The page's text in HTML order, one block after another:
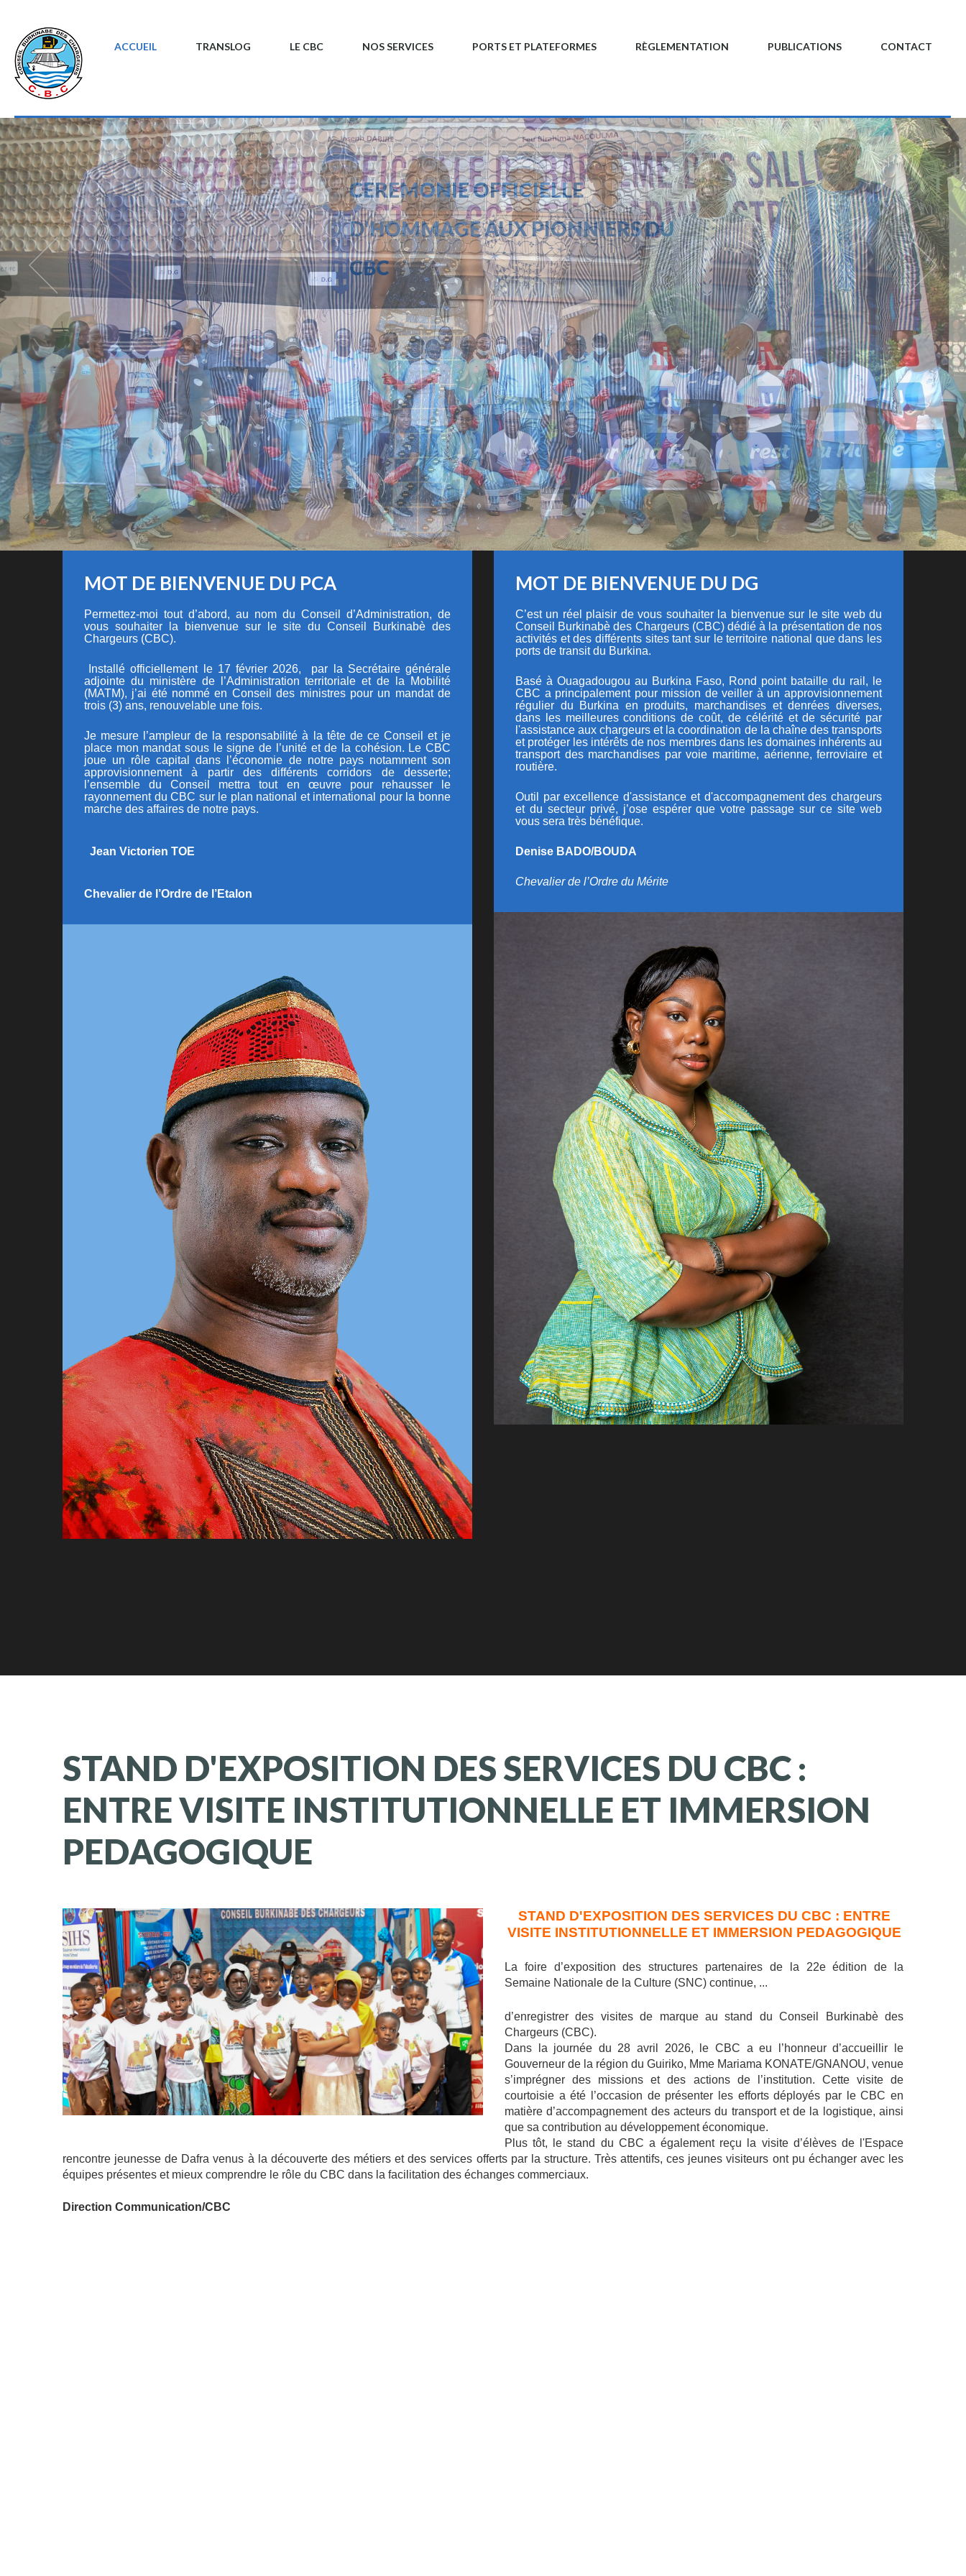
ACCUEIL TRANSLOG LE CBC NOS SERVICES PORTS ET PLATEFORMES RÈGLEMENTATION PUBLICATIONS CONTACT
PATRIOTIQUE ET
CITOYENNE AU
MOT DE BIENVENUE DU PCA
Permettez-moi tout d’abord, au nom du Conseil d’Administration, de
vous souhaiter la bienvenue sur le site du Conseil Burkinabè des
Chargeurs (CBC).
Installé officiellement le 17 février 2026, par l a Secrétaire générale
adjointe du ministère de l’Administration territoriale et de la Mobilité
(MATM), j’ai été nommé en Conseil des ministres pour un mandat de
trois (3) ans, renouvelable une fois.
Je mesure l’ampleur de la responsabilité à la tête de ce Conseil et je
place mon mandat sous le signe de l’unité et de la cohésion. Le CBC
joue un rôle capital dans l’économie de notre pays notamment son
approvisionnement à partir des différents corridors de desserte;
l’ensemble du Conseil mettra tout en œuvre pour rehausser le
rayonnement du CBC sur le plan national et international pour la bonne
marche des affaires de notre pays.
Jean Victorien TOE
Chevalier de l’Ordre de l’Etalon
MOT DE BIENVENUE DU DG
C’est un réel plaisir de vous souhaiter la bienvenue sur le site web du
Conseil Burkinabè des Chargeurs (CBC) dédié à la présentation de nos
activités et des différents sites tant sur le territoire national que dans les
ports de transit du Burkina.
Basé à Ouagadougou au Burkina Faso, Rond point bataille du rail, le
CBC a principalement pour mission de veiller à un approvisionnement
régulier du Burkina en produits, marchandises et denrées diverses,
dans les meilleures conditions de coût, de célérité et de sécurité par
l'assistance aux chargeurs et la coordination de la chaîne des transports
et protéger les intérêts de nos membres dans les domaines inhérents au
transport des marchandises par voie maritime, aérienne, ferroviaire et
routière.
Outil par excellence d'assistance et d'accompagnement des chargeurs
et du secteur privé, j’ose espérer que votre passage sur ce site web
vous sera très bénéfique.
Denise BADO/BOUDA
Chevalier de l’Ordre du Mérite
STAND D'EXPOSITION DESSERVICES DU CBC:
ENTREVISITE INSTITUTIONNELLE ET IMMERSION
PEDAGOGIQUE
STAND D'EXPOSITION DES SERVICES DU CBC : ENTRE
VISITE INSTITUTIONNELLE ET IMMERSION PEDAGOGIQUE
La foire d’exposition des structures partenaires de la 22e édition de la
Semaine Nationale de la Culture (SNC) continue, ...
d’enregistrer des visites de marque au stand du Conseil Burkinabè des
Chargeurs (CBC).
Dans la journée du 28 avril 2026, le CBC a eu l’honneur d’accueillir le
Gouverneur de la région du Guiriko, Mme Mariama KONATE/GNANOU, venue
s’imprégner des missions et des actions de l’institution. Cette visite de
courtoisie a été l’occasion de présenter les efforts déployés par le CBC en
matière d’accompagnement des acteurs du transport et de la logistique, ainsi
que sa contribution au développement économique.
Plus tôt, le stand du CBC a également reçu la visite d’élèves de l'Espace
rencontre jeunesse de Dafra venus à la découverte des métiers et des services offerts par la structure. Très attentifs, ces jeunes visiteurs ont pu échanger avec les
équipes présentes et mieux comprendre le rôle du CBC dans la facilitation des échanges commerciaux.
Direction Communication/CBC